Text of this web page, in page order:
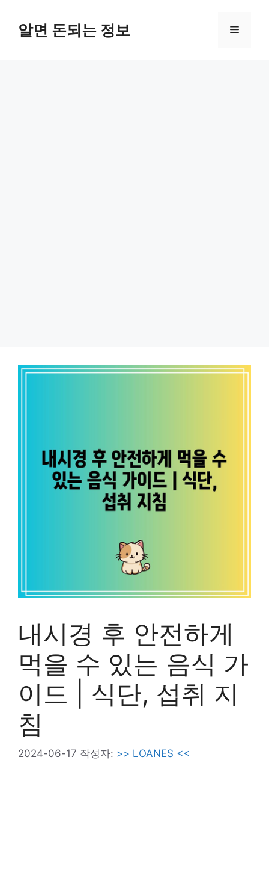
알면 돈되는 정보 메
내시경 후 안전하게
먹을 수 있는 음식 가
이드 | 식단, 섭취 지
침
2024-06-17 작성자: >> LOANES <<